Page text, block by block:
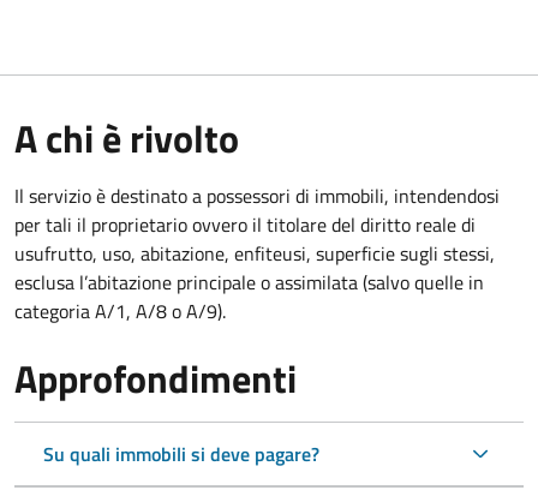
A chi è rivolto
Il servizio è destinato a possessori di immobili, intendendosi
per tali il proprietario ovvero il titolare del diritto reale di
usufrutto, uso, abitazione, enfiteusi, superficie sugli stessi,
esclusa l’abitazione principale o assimilata (salvo quelle in
categoria A/1, A/8 o A/9).
Approfondimenti
Su quali immobili si deve pagare?